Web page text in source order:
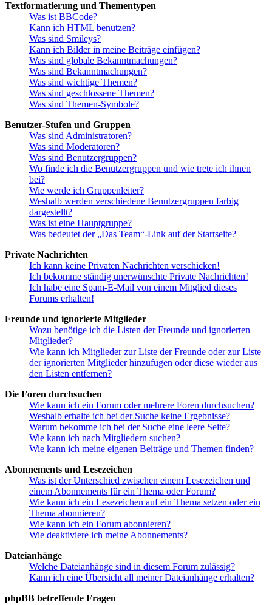
Textformatierung und Thementypen
Was ist BBCode?
Kann ich HTML benutzen?
Was sind Smileys?
Kann ich Bilder in meine Beiträge einfügen?
Was sind globale Bekanntmachungen?
Was sind Bekanntmachungen?
Was sind wichtige Themen?
Was sind geschlossene Themen?
Was sind Themen-Symbole?
Benutzer-Stufen und Gruppen
Was sind Administratoren?
Was sind Moderatoren?
Was sind Benutzergruppen?
Wo finde ich die Benutzergruppen und wie trete ich ihnen
bei?
Wie werde ich Gruppenleiter?
Weshalb werden verschiedene Benutzergruppen farbig
dargestellt?
Was ist eine Hauptgruppe?
Was bedeutet der „Das Team“-Link auf der Startseite?
Private Nachrichten
Ich kann keine Privaten Nachrichten verschicken!
Ich bekomme ständig unerwünschte Private Nachrichten!
Ich habe eine Spam-E-Mail von einem Mitglied dieses
Forums erhalten!
Freunde und ignorierte Mitglieder
Wozu benötige ich die Listen der Freunde und ignorierten
Mitglieder?
Wie kann ich Mitglieder zur Liste der Freunde oder zur Liste
der ignorierten Mitglieder hinzufügen oder diese wieder aus
den Listen entfernen?
Die Foren durchsuchen
Wie kann ich ein Forum oder mehrere Foren durchsuchen?
Weshalb erhalte ich bei der Suche keine Ergebnisse?
Warum bekomme ich bei der Suche eine leere Seite?
Wie kann ich nach Mitgliedern suchen?
Wie kann ich meine eigenen Beiträge und Themen finden?
Abonnements und Lesezeichen
Was ist der Unterschied zwischen einem Lesezeichen und
einem Abonnements für ein Thema oder Forum?
Wie kann ich ein Lesezeichen auf ein Thema setzen oder ein
Thema abonnieren?
Wie kann ich ein Forum abonnieren?
Wie deaktiviere ich meine Abonnements?
Dateianhänge
Welche Dateianhänge sind in diesem Forum zulässig?
Kann ich eine Übersicht all meiner Dateianhänge erhalten?
phpBB betreffende Fragen